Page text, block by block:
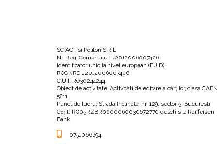
povestea rochiei din interior? Răspunsurile
„- Care-i povestea ta, rochițo? șopti
Curiozitatea o împinge pe Charlotte să afle
Așa va ajunge rând pe rând la Hillary
toate acestea, adevărata origine a rochiei
SC ACT si Politon S.R.L
Nr. Reg. Comertului: J2012006007406
Identificator unic la nivel european (EUID):
ROONRC.J2012006007406
C.U.I: RO30244244
Obiect de activitate: Activităţi de editare a cărţilor, clasa CAEN
5811
Punct de lucru: Strada Inclinata, nr. 129, sector 5, Bucuresti
Cont: RO05RZBR0000060030672770 deschis la Raiffeisen
Bank
0751066694